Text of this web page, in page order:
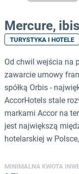
Mercure,
TURYSTYKA I HOTELE
Od chwil wejścia na
zawarcie umowy
spółką Orbis -
AccorHotels stale
markami Accor na
jest największą
hotelarskiej w
MINIMALNA KWOTA